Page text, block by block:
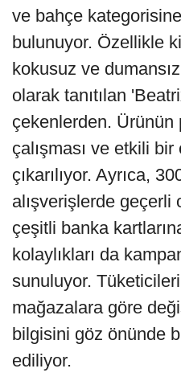
ve bahçe
bulunuyor. Özellikle
kokusuz ve
olarak tanıtılan
çekenlerden. Ürünün
çalışması ve etkili
çıkarılıyor. Ayrıca,
alışverişlerde geçerli
çeşitli banka
kolaylıkları da
sunuluyor.
mağazalara göre
bilgisini göz önünde
ediliyor.